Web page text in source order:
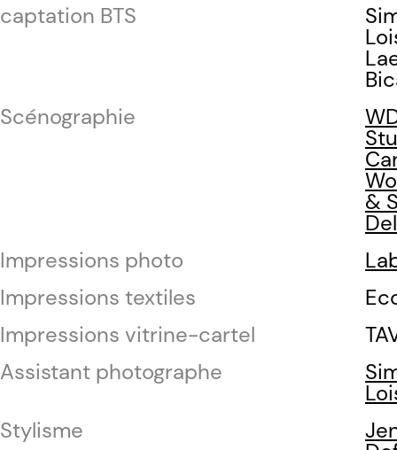
captation BTS
Scénographie
&
Impressions photo
Impressions textiles
Impressions vitrine-cartel
Assistant photographe
Stylisme